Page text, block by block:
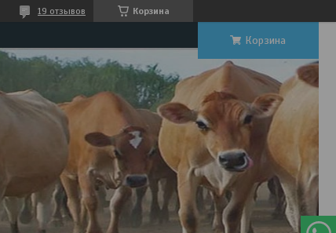
Корзина
19 отзывов
Корзина